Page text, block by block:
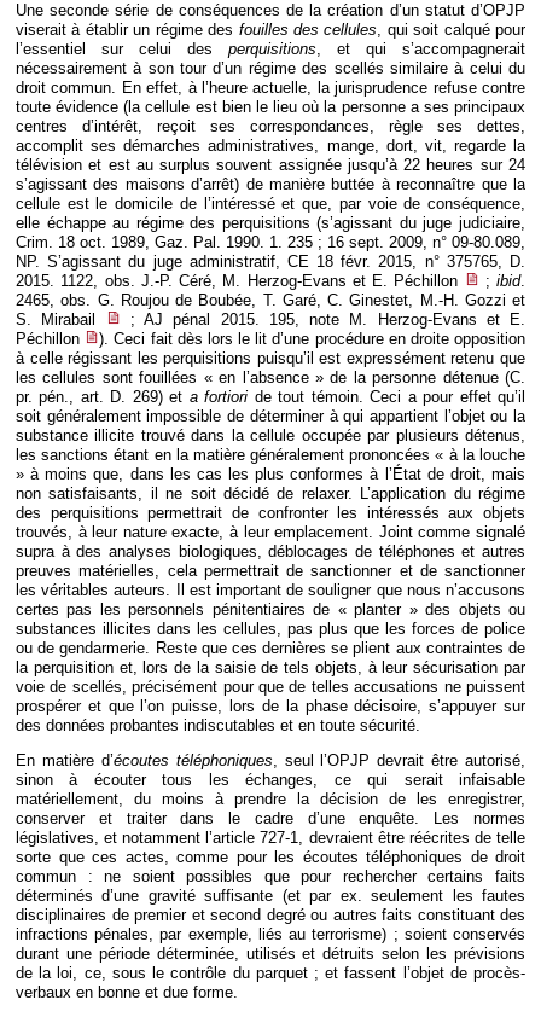
Une seconde série de conséquences de la création d’un statut d’OPJP
viserait à établir un régime des fouilles des cellules, qui soit calqué pour
l’essentiel sur celui des perquisitions, et qui s’accompagnerait
nécessairement à son tour d’un régime des scellés similaire à celui du
droit commun. En effet, à l’heure actuelle, la jurisprudence refuse contre
toute évidence (la cellule est bien le lieu où la personne a ses principaux
centres d’intérêt, reçoit ses correspondances, règle ses dettes,
accomplit ses démarches administratives, mange, dort, vit, regarde la
télévision et est au surplus souvent assignée jusqu’à 22 heures sur 24
s’agissant des maisons d’arrêt) de manière buttée à reconnaître que la
cellule est le domicile de l’intéressé et que, par voie de conséquence,
elle échappe au régime des perquisitions (s’agissant du juge judiciaire,
Crim. 18 oct. 1989, Gaz. Pal. 1990. 1. 235 ; 16 sept. 2009, n° 09-80.089,
NP. S’agissant du juge administratif, CE 18 févr. 2015, n° 375765, D.
2015. 1122, obs. J.-P. Céré, M. Herzog-Evans et E. Péchillon
; ibid.
2465, obs. G. Roujou de Boubée, T. Garé, C. Ginestet, M.-H. Gozzi et
S. Mirabail
; AJ pénal 2015. 195, note M. Herzog-Evans et E.
Péchillon
). Ceci fait dès lors le lit d’une procédure en droite opposition
à celle régissant les perquisitions puisqu’il est expressément retenu que
les cellules sont fouillées « en l’absence » de la personne détenue (C.
pr. pén., art. D. 269) et a fortiori de tout témoin. Ceci a pour effet qu’il
soit généralement impossible de déterminer à qui appartient l’objet ou la
substance illicite trouvé dans la cellule occupée par plusieurs détenus,
les sanctions étant en la matière généralement prononcées « à la louche
» à moins que, dans les cas les plus conformes à l’État de droit, mais
non satisfaisants, il ne soit décidé de relaxer. L’application du régime
des perquisitions permettrait de confronter les intéressés aux objets
trouvés, à leur nature exacte, à leur emplacement. Joint comme signalé
supra à des analyses biologiques, déblocages de téléphones et autres
preuves matérielles, cela permettrait de sanctionner et de sanctionner
les véritables auteurs. Il est important de souligner que nous n’accusons
certes pas les personnels pénitentiaires de « planter » des objets ou
substances illicites dans les cellules, pas plus que les forces de police
ou de gendarmerie. Reste que ces dernières se plient aux contraintes de
la perquisition et, lors de la saisie de tels objets, à leur sécurisation par
voie de scellés, précisément pour que de telles accusations ne puissent
prospérer et que l’on puisse, lors de la phase décisoire, s’appuyer sur
des données probantes indiscutables et en toute sécurité.
En matière d’écoutes téléphoniques, seul l’OPJP devrait être autorisé,
sinon à écouter tous les échanges, ce qui serait infaisable
matériellement, du moins à prendre la décision de les enregistrer,
conserver et traiter dans le cadre d’une enquête. Les normes
législatives, et notamment l’article 727-1, devraient être réécrites de telle
sorte que ces actes, comme pour les écoutes téléphoniques de droit
commun : ne soient possibles que pour rechercher certains faits
déterminés d’une gravité suffisante (et par ex. seulement les fautes
disciplinaires de premier et second degré ou autres faits constituant des
infractions pénales, par exemple, liés au terrorisme) ; soient conservés
durant une période déterminée, utilisés et détruits selon les prévisions
de la loi, ce, sous le contrôle du parquet ; et fassent l’objet de procès-
verbaux en bonne et due forme.